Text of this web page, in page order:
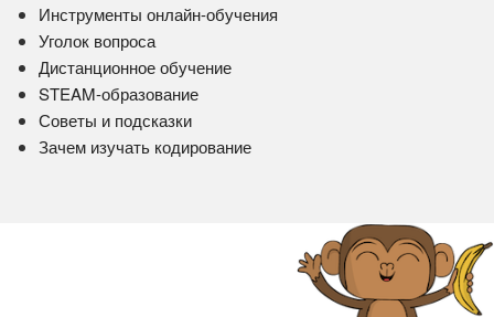
Инструменты онлайн-обучения
Уголок вопроса
Дистанционное обучение
STEAM-образование
Советы и подсказки
Зачем изучать кодирование